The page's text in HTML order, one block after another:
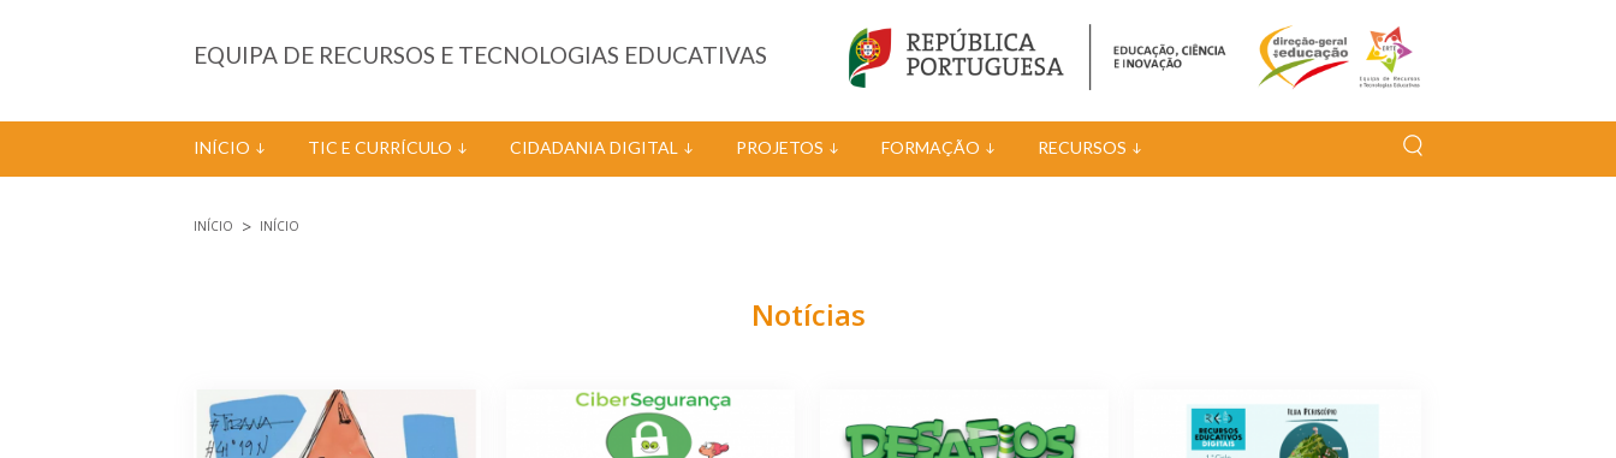
EQUIPA DE RECURSOS E TECNOLOGIAS EDUCATIVAS
INÍCIO TIC E CURRÍCULO CIDADANIA DIGITAL PROJETOS FORMAÇÃO RECURSOS
INÍCIO INÍCIO
Notícias
Páginas